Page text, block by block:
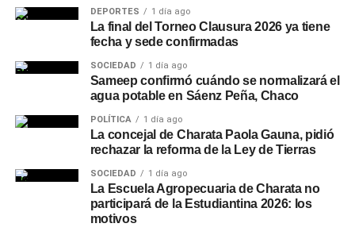
DEPORTES 1 día ago
La final del Torneo Clausura 2026 ya tiene
fecha y sede confirmadas
SOCIEDAD 1 día ago
Sameep confirmó cuándo se normalizará el
agua potable en Sáenz Peña, Chaco
POLÍTICA 1 día ago
La concejal de Charata Paola Gauna, pidió
rechazar la reforma de la Ley de Tierras
SOCIEDAD 1 día ago
La Escuela Agropecuaria de Charata no
participará de la Estudiantina 2026: los
motivos